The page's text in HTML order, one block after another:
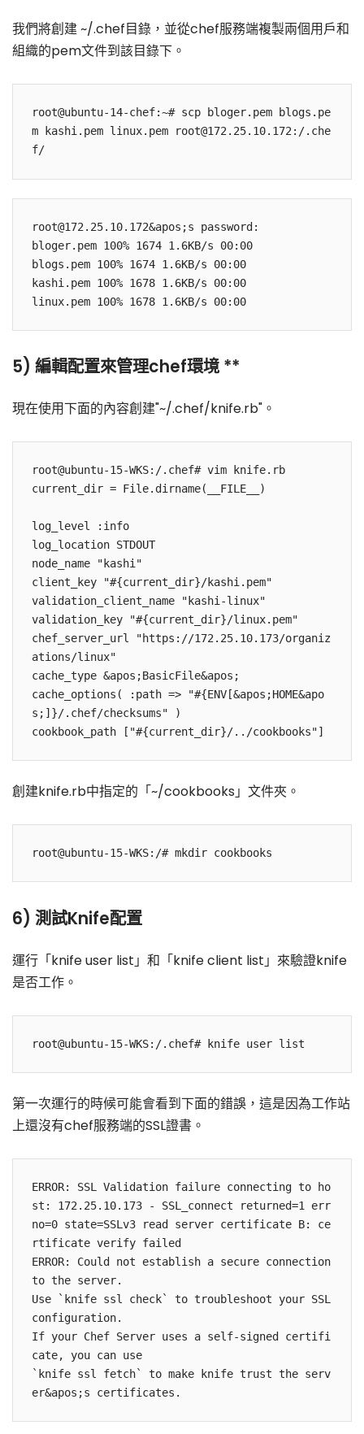
我們將創建 ~/.chef目錄，並從chef服務端複製兩個用戶和
組織的pem文件到該目錄下。
root@ubuntu-14-chef:~# scp bloger.pem blogs.pe
m kashi.pem linux.pem root@172.25.10.172:/.che
root@172.25.10.172&apos;s password:
bloger.pem 100% 1674 1.6KB/s 00:00
blogs.pem 100% 1674 1.6KB/s 00:00
kashi.pem 100% 1678 1.6KB/s 00:00
5) 編輯配置來管理chef環境 **
現在使用下面的內容創建"~/.chef/knife.rb"。
root@ubuntu-15-WKS:/.chef# vim knife.rb
current_dir = File.dirname(__FILE__)
log_level :info
log_location STDOUT
node_name "kashi"
client_key "#{current_dir}/kashi.pem"
validation_client_name "kashi-linux"
validation_key "#{current_dir}/linux.pem"
chef_server_url "https://172.25.10.173/organiz
ations/linux"
cache_type &apos;BasicFile&apos;
cache_options( :path => "#{ENV[&apos;HOME&apo
s;]}/.chef/checksums" )
創建knife.rb中指定的「~/cookbooks」文件夾。
6) 測試Knife配置
運行「knife user list」和「knife client list」來驗證knife
是否工作。
第一次運行的時候可能會看到下面的錯誤，這是因為工作站
上還沒有chef服務端的SSL證書。
ERROR: SSL Validation failure connecting to ho
st: 172.25.10.173 - SSL_connect returned=1 err
no=0 state=SSLv3 read server certificate B: ce
rtificate verify failed
ERROR: Could not establish a secure connection
to the server.
Use `knife ssl check` to troubleshoot your SSL
configuration.
If your Chef Server uses a self-signed certifi
cate, you can use
`knife ssl fetch` to make knife trust the serv